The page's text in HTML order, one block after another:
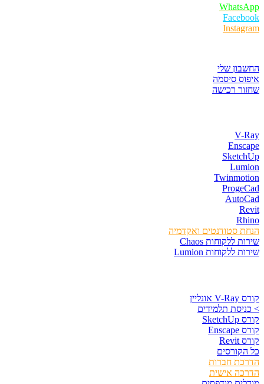
WhatsApp
Facebook
Instagram
החשבון שלי
איפוס סיסמה
שחזור רכישה
V-Ray
Enscape
SketchUp
Lumion
Twinmotion
ProgeCad
AutoCad
Revit
Rhino
הנחת סטודנטים ואקדמיה
שירות ללקוחות Chaos
שירות ללקוחות Lumion
קורס V-Ray אונליין
> כניסת תלמידים
קורס SketchUp
קורס Enscape
קורס Revit
כל הקורסים
הדרכת חברות
הדרכה אישית